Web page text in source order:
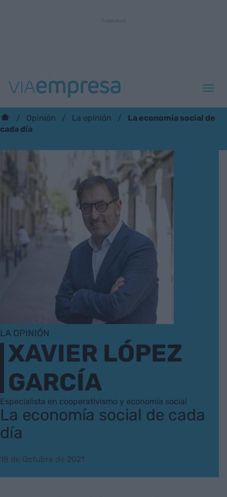
Opinión La opinión
La economía social de
cada día
LA OPINIÓN
XAVIER LÓPEZ
GARCÍA
Especialista en cooperativismo y economía social
La economía social de cada
día
18 de Octubre de 2021